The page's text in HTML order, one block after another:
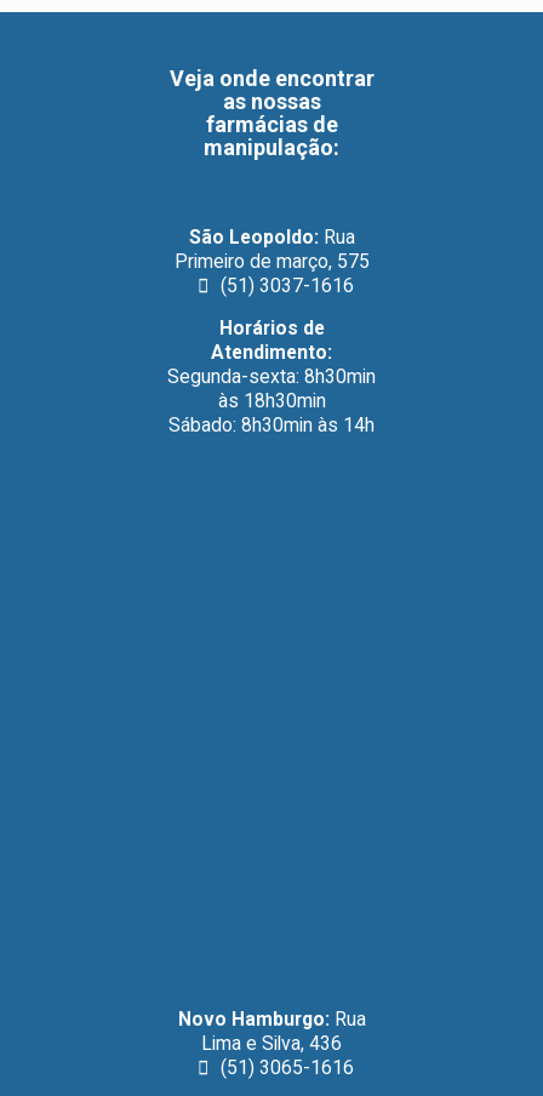
Veja onde encontrar
as nossas
farmácias de
manipulação:
São Leopoldo: Rua
Primeiro de março, 575
(51) 3037-1616
Horários de
Atendimento:
Segunda-sexta: 8h30min
às 18h30min
Sábado: 8h30min às 14h
Novo Hamburgo: Rua
Lima e Silva, 436
(51) 3065-1616